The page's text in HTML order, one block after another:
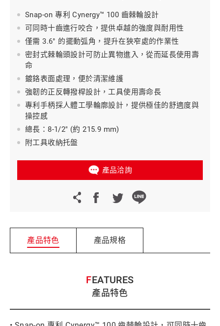
Snap-on 專利 Cynergy™ 100 齒棘輪設計
可同時十齒進行咬合，提供卓越的強度與耐用性
僅需 3.6° 的擺動弧角，提升在狹窄處的作業性
密封式棘輪頭設計可防止異物進入，從而延長使用壽
命
鍍鉻表面處理，便於清潔維護
強韌的正反轉撥桿設計，工具使用壽命長
專利手柄採人體工學輪廓設計，提供極佳的舒適度與
操控感
總長：8-1/2" (約 215.9 mm)
附工具收納托盤
產品洽詢
產品特色 產品規格
FEATURES
產品特色